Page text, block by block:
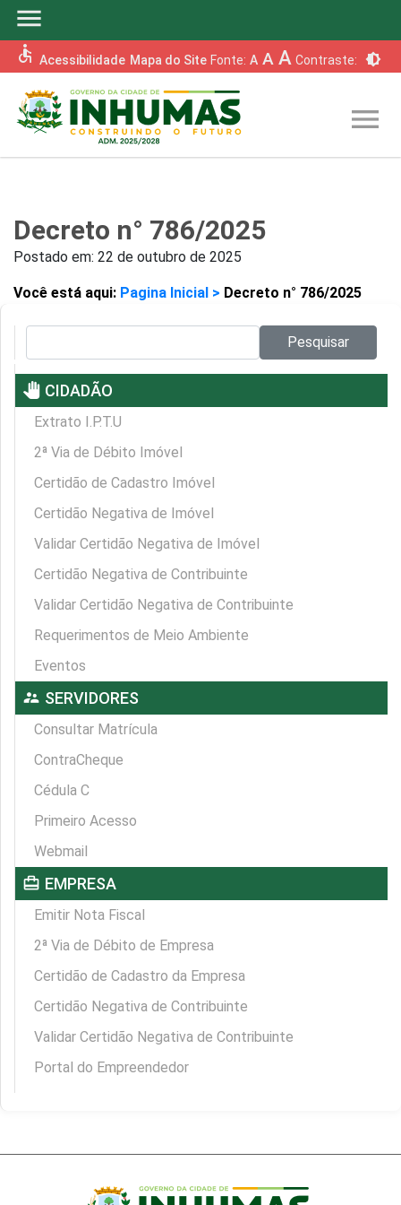
menu
accessible Acessibilidade Mapa do Site Fonte: A A A Contraste: brightness_6
menu
Decreto n° 786/2025
Postado em: 22 de outubro de 2025
Você está aqui: Pagina Inicial > Decreto n° 786/2025
Pesquisar
pan_tool CIDADÃO
Extrato I.P.T.U
2ª Via de Débito Imóvel
Certidão de Cadastro Imóvel
Certidão Negativa de Imóvel
Validar Certidão Negativa de Imóvel
Certidão Negativa de Contribuinte
Validar Certidão Negativa de Contribuinte
Requerimentos de Meio Ambiente
Eventos
supervisor_account SERVIDORES
Consultar Matrícula
ContraCheque
Cédula C
Primeiro Acesso
Webmail
card_travel EMPRESA
Emitir Nota Fiscal
2ª Via de Débito de Empresa
Certidão de Cadastro da Empresa
Certidão Negativa de Contribuinte
Validar Certidão Negativa de Contribuinte
Portal do Empreendedor